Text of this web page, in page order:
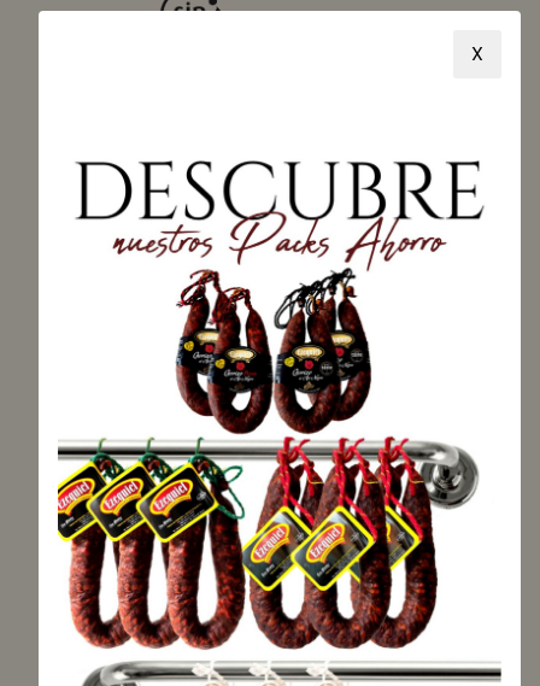
¿Quieres que te
avisemos en
cuanto haya
stock? Déjanos tu
email.
AVISADME
Escribe el
resultado de:
4
+ 5 =
X